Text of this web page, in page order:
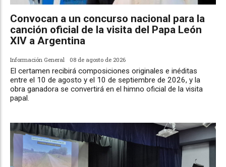
Convocan a un concurso nacional para la
canción oficial de la visita del Papa León
XIV a Argentina
Información General 08 de agosto de 2026
El certamen recibirá composiciones originales e inéditas
entre el 10 de agosto y el 10 de septiembre de 2026, y la
obra ganadora se convertirá en el himno oficial de la visita
papal.